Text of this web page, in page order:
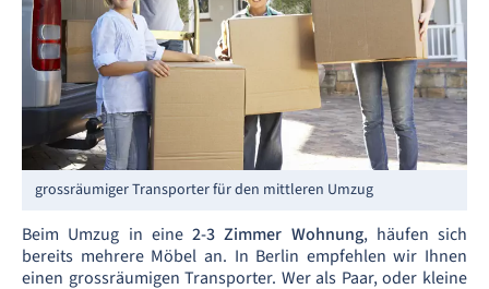
grossräumiger Transporter für den mittleren Umzug
Beim Umzug in eine 2-3 Zimmer Wohnung, häufen sich
bereits mehrere Möbel an. In Berlin empfehlen wir Ihnen
einen grossräumigen Transporter. Wer als Paar, oder kleine